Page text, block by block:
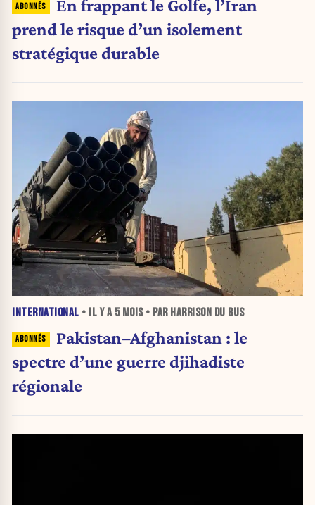
En frappant le Golfe, l’Iran
prend le risque d’un isolement
stratégique durable
INTERNATIONAL • IL Y A 5 MOIS• PAR HARRISON DU BUS
Pakistan–Afghanistan : le
spectre d’une guerre djihadiste
régionale